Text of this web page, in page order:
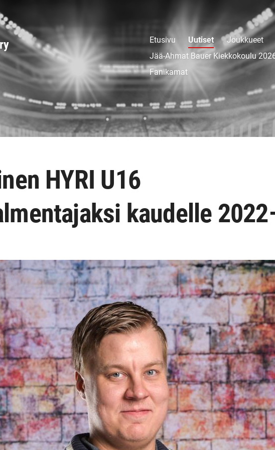
Etusivu Uutiset Joukkueet
Jää-Ahmat Bauer Kiekkokoulu
Fanikamat
HYRI U16
kaudelle